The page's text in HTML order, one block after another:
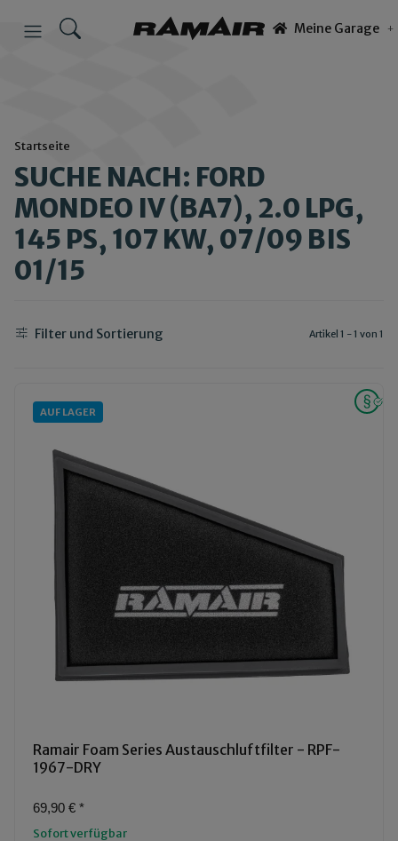
Meine Garage
Startseite
SUCHE NACH: FORD
MONDEO IV (BA7), 2.0 LPG,
145 PS, 107 KW, 07/09 BIS
01/15
Filter und Sortierung Artikel 1 - 1 von 1
AUF LAGER
Ramair Foam Series Austauschluftfilter - RPF-
1967-DRY
69,90 € *
Sofort verfügbar